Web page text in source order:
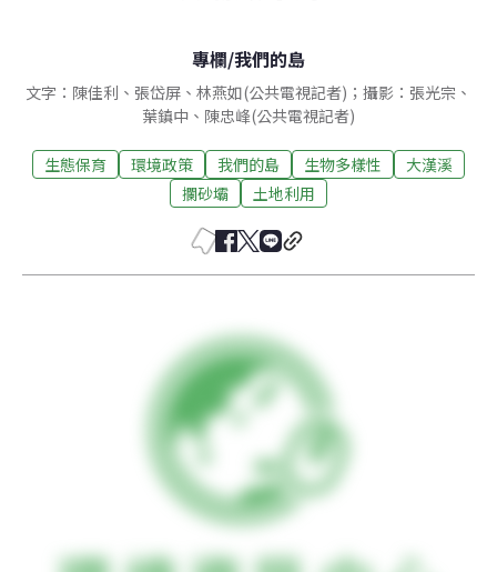
專欄/我們的島
文字：陳佳利、張岱屏、林燕如(公共電視記者)；攝影：張光宗、
葉鎮中、陳忠峰(公共電視記者)
生態保育 環境政策 我們的島 生物多樣性
大漢溪
攔砂壩
土地利用